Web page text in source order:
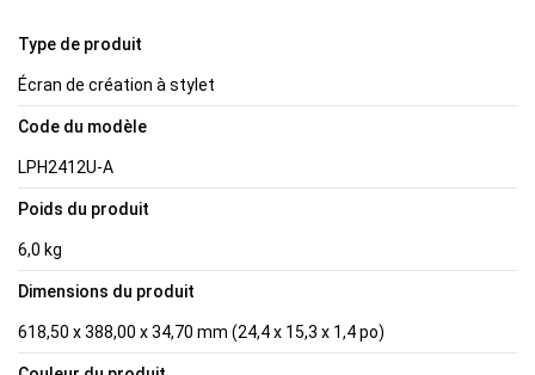
Type de produit
Écran de création à stylet
Code du modèle
LPH2412U-A
Poids du produit
6,0 kg
Dimensions du produit
618,50 x 388,00 x 34,70 mm (24,4 x 15,3 x 1,4 po)